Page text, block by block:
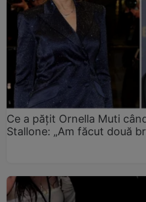
Ce a pățit Ornella Muti
Stallone: „Am făcut două